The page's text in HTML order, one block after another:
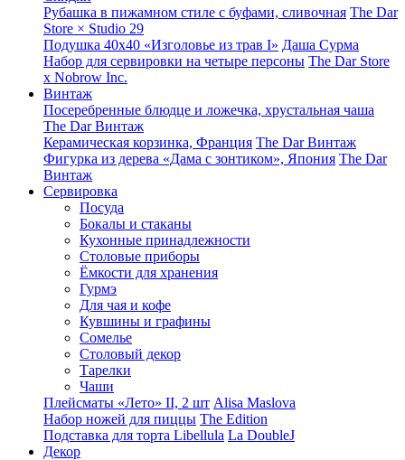
Рубашка в пижамном стиле с буфами, сливочная The Dar
Store × Studio 29
Подушка 40x40 «Изголовье из трав I» Даша Сурма
Набор для сервировки на четыре персоны The Dar Store
х Nobrow Inc.
Винтаж
Посеребренные блюдце и ложечка, хрустальная чаша
The Dar Винтаж
Керамическая корзинка, Франция The Dar Винтаж
Фигурка из дерева «Дама с зонтиком», Япония The Dar
Винтаж
Сервировка
Посуда
Бокалы и стаканы
Кухонные принадлежности
Столовые приборы
Ëмкости для хранения
Гурмэ
Для чая и кофе
Кувшины и графины
Сомелье
Столовый декор
Тарелки
Чаши
Плейсматы «Лето» II, 2 шт Alisa Maslova
Набор ножей для пиццы The Edition
Подставка для торта Libellula La DoubleJ
Декор